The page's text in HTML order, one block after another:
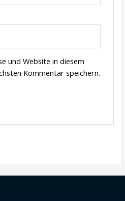
und Website in diesem
Kommentar speichern.